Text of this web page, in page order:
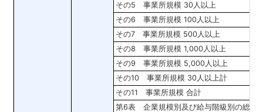
その5 事業所規模 30人以上
その6 事業所規模 100人以上
その7 事業所規模 500人以上
その8 事業所規模 1,000人以上
その9 事業所規模 5,000人以上
その10 事業所規模 30人以上計
その11 事業所規模 合計
第6表 企業規模別及び給与階級別の総括